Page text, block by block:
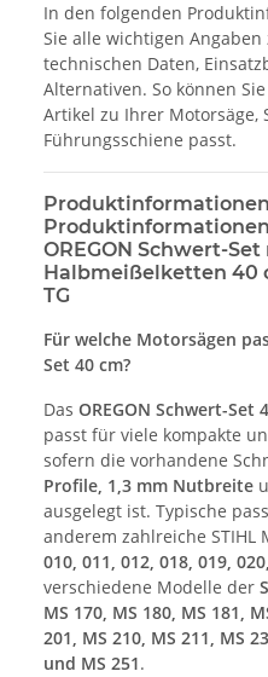
In den folgenden
Sie alle wichtigen
technischen Daten,
Alternativen. So können
Artikel zu Ihrer Motorsäge,
Führungsschiene passt.
OREGON Schwert-
Halbmeißelketten 40
TG
Für welche Motorsägen
Set 40 cm?
Das OREGON Schwert-Set
passt für viele kompakte
sofern die vorhandene
Profile, 1,3 mm Nutbreite
ausgelegt ist. Typische
anderem zahlreiche STIHL
010, 011, 012, 018, 019,
verschiedene Modelle der
MS 170, MS 180, MS 181,
201, MS 210, MS 211, MS
und MS 251.